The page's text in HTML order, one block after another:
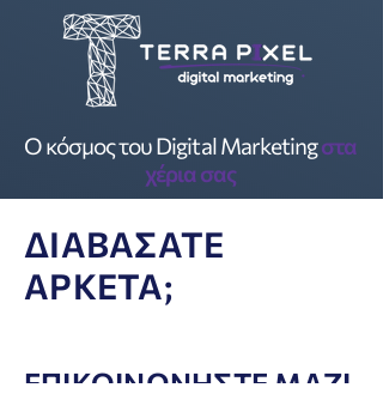
Ο κόσμος του Digital Marketingστα
χέρια σας
ΔΙΑΒΑΣΑΤΕ
ΑΡΚΕΤΑ;
ΕΠΙΚΟΙΝΩΝΗΣΤΕ ΜΑΖΙ